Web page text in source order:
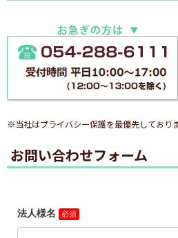
※当社はプライバシー保護を最優先しておりま
お問い合わせフォーム